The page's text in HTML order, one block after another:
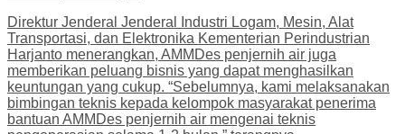
Direktur Jenderal Jenderal Industri Logam, Mesin, Alat
Transportasi, dan Elektronika Kementerian Perindustrian
Harjanto menerangkan, AMMDes penjernih air juga
memberikan peluang bisnis yang dapat menghasilkan
keuntungan yang cukup. “Sebelumnya, kami melaksanakan
bimbingan teknis kepada kelompok masyarakat penerima
bantuan AMMDes penjernih air mengenai teknis